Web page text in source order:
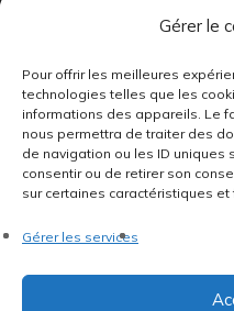
Gérer le
Pour offrir les meilleures
technologies telles que les
informations des appareils. Le
nous permettra de traiter des
de navigation ou les ID uniques
consentir ou de retirer son
sur certaines caractéristiques et
Gérer les services
toujours des pépites
confidentialité
Politique de cookies•